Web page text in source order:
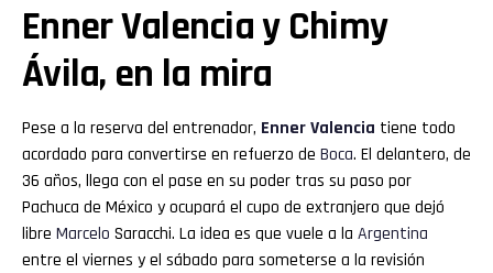
Enner Valencia y Chimy
Ávila, en la mira
Pese a la reserva del entrenador, Enner Valencia tiene todo
acordado para convertirse en refuerzo de Boca. El delantero, de
36 años, llega con el pase en su poder tras su paso por
Pachuca de México y ocupará el cupo de extranjero que dejó
libre Marcelo Saracchi. La idea es que vuele a la Argentina
entre el viernes y el sábado para someterse a la revisión